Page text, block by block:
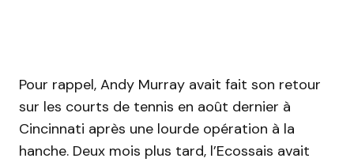
Pour rappel, Andy Murray avait fait son retour
sur les courts de tennis en août dernier à
Cincinnati après une lourde opération à la
hanche. Deux mois plus tard, l’Ecossais avait